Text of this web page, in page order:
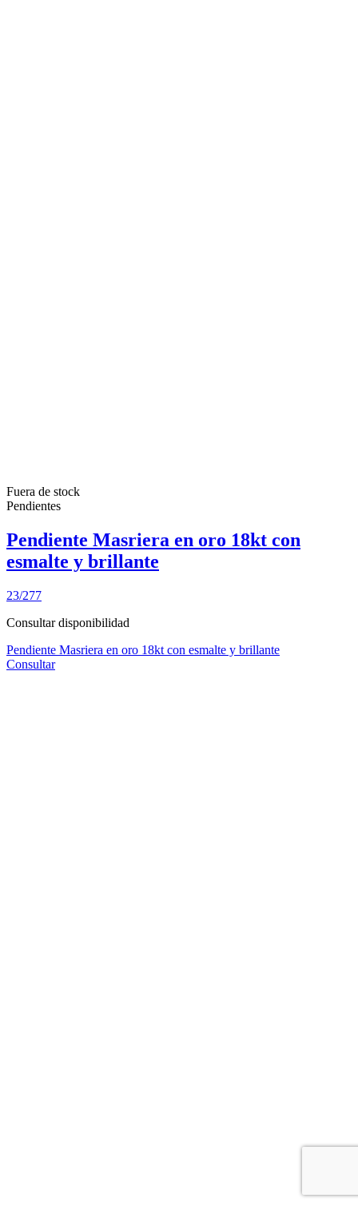
Fuera de stock
Pendientes
Pendiente Masriera en oro 18kt con
esmalte y brillante
23/277
Consultar disponibilidad
Pendiente Masriera en oro 18kt con esmalte y brillante
Consultar